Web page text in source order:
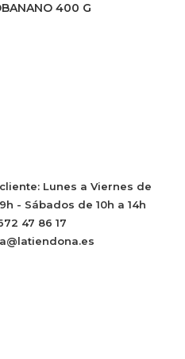
400 G
Lunes a Viernes de
- Sábados de 10h a 14h
47 86 17